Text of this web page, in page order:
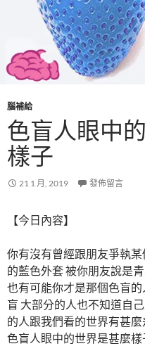
腦補給
色盲人眼中
樣子
21 1 月, 2019 發佈留言
【今日內容】
你有沒有曾經跟朋友爭執
的藍色外套 被你朋友說是
也有可能你才是那個色盲
盲 大部分的人也不知道自
的人跟我們看的世界有甚
色盲人眼中的世界是甚麼樣